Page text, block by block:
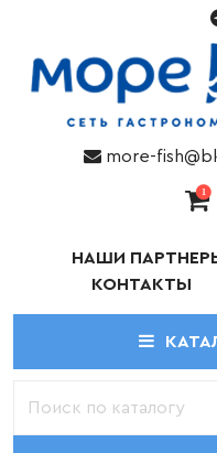
more-
1
НАШИ
КОНТАКТЫ